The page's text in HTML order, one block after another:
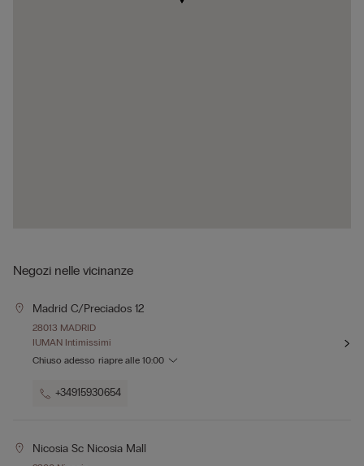
Negozi nelle vicinanze
Madrid C/preciados 12
28013 MADRID
IUMAN Intimissimi
Chiuso adesso riapre alle 10:00
+34915930654
Nicosia Sc Nicosia Mall